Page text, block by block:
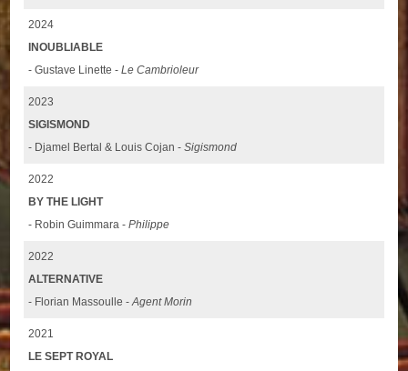
2024
INOUBLIABLE
- Gustave Linette -Le Cambrioleur
2023
SIGISMOND
- Djamel Bertal & Louis Cojan -Sigismond
2022
BY THE LIGHT
- Robin Guimmara -Philippe
2022
ALTERNATIVE
- Florian Massoulle -Agent Morin
2021
LE SEPT ROYAL